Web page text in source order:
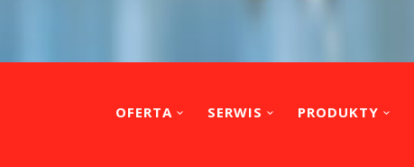
OFERTA SERWIS PRODUKTY